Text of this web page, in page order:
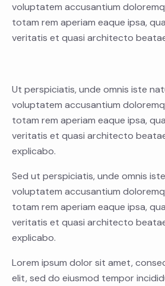
voluptatem accusantium
totam rem aperiam eaque ipsa,
veritatis et quasi architecto
Ut perspiciatis, unde omnis iste
voluptatem accusantium
totam rem aperiam eaque ipsa,
veritatis et quasi architecto
explicabo.
Sed ut perspiciatis, unde omnis
voluptatem accusantium
totam rem aperiam eaque ipsa,
veritatis et quasi architecto
explicabo.
Lorem ipsum dolor sit amet,
elit, sed do eiusmod tempor